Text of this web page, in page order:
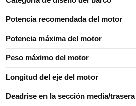
Potencia recomendada del motor
Potencia máxima del motor
Peso máximo del motor
Longitud del eje del motor
Deadrise en la sección media/trasera